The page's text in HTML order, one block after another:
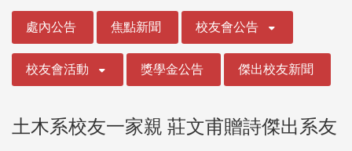
處內公告 焦點新聞 校友會公告
校友會活動 獎學金公告 傑出校友新聞
土木系校友一家親 莊文甫贈詩傑出系友